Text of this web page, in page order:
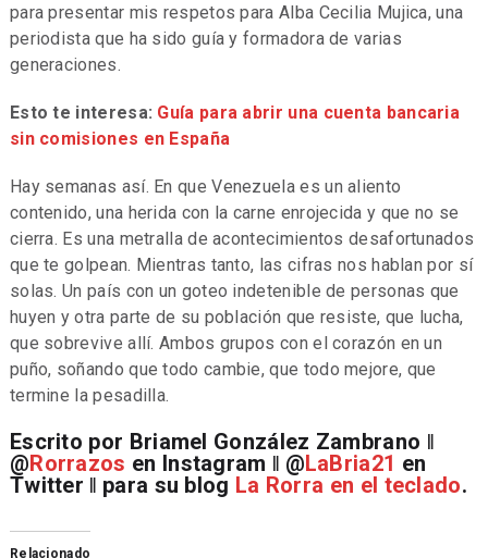
para presentar mis respetos para Alba Cecilia Mujica, una
periodista que ha sido guía y formadora de varias
generaciones.
Esto te interesa: Guía para abrir una cuenta bancaria
sin comisiones en España
Hay semanas así. En que Venezuela es un aliento
contenido, una herida con la carne enrojecida y que no se
cierra. Es una metralla de acontecimientos desafortunados
que te golpean. Mientras tanto, las cifras nos hablan por sí
solas. Un país con un goteo indetenible de personas que
huyen y otra parte de su población que resiste, que lucha,
que sobrevive allí. Ambos grupos con el corazón en un
puño, soñando que todo cambie, que todo mejore, que
termine la pesadilla.
Escrito por Briamel González Zambrano ǁ
@Rorrazos en Instagram ǁ @LaBria21 en
Twitter ǁ para su blog La Rorra en el teclado.
Relacionado